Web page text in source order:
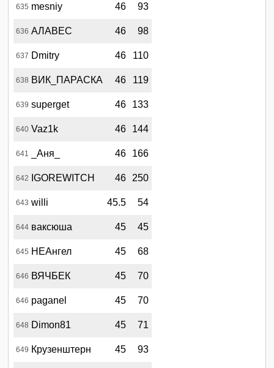
635 mesniy 46 93
636 АЛАВЕС 46 98
637 Dmitry 46 110
638 ВИК_ПАРАСКА 46 119
639 superget 46 133
640 Vaz1k 46 144
641 _Аня_ 46 166
642 IGOREWITCH 46 250
643 willi 45.5 54
644 ваксюша 45 45
645 НЕАнгел 45 68
646 ВЯЧБЕК 45 70
646 paganel 45 70
648 Dimon81 45 71
649 Крузенштерн 45 93